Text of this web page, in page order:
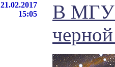
21.02.2017
15:05
В МГУ